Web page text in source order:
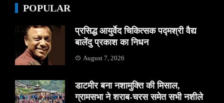
POPULAR
प्रसिद्ध आयुर्वेद चिकित्सक पद्मश्री वैद्य
बालेंदु प्रकाश का निधन
August 7, 2026
डाटमीर बना नशामुक्ति की मिसाल,
ग्रामसभा ने शराब-चरस समेत सभी नशीले